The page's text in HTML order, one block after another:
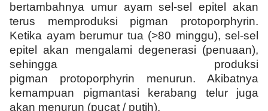
bertambahnya umur ayam sel-sel epitel akan
terus memproduksi pigman protoporphyrin.
Ketika ayam berumur tua (>80 minggu), sel-sel
epitel akan mengalami degenerasi (penuaan),
sehingga produksi
pigman protoporphyrin menurun. Akibatnya
kemampuan pigmantasi kerabang telur juga
akan menurun (pucat / putih).